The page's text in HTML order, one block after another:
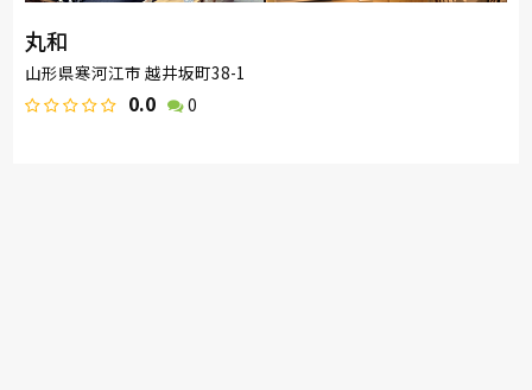
丸和
山形県寒河江市 越井坂町38-1
0.0 0